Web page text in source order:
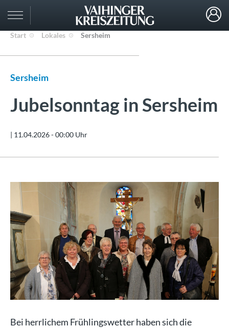
Start Lokales Sersheim
Sersheim
Jubelsonntag in Sersheim
| 11.04.2026 - 00:00 Uhr
Bei herrlichem Frühlingswetter haben sich die